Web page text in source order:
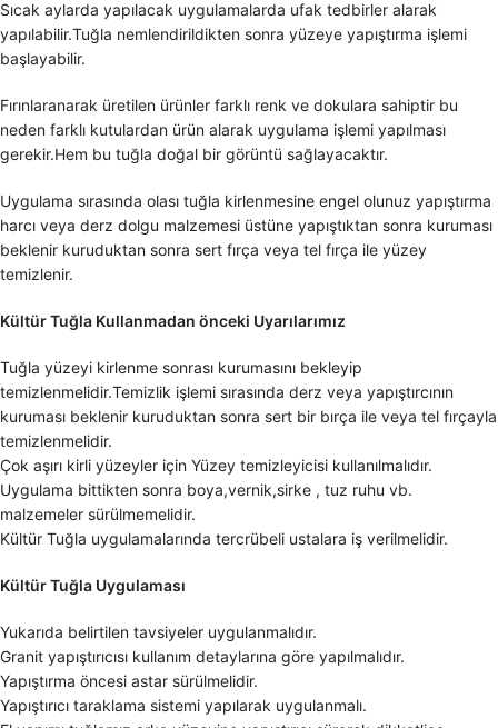
Sıcak aylarda yapılacak uygulamalarda ufak tedbirler alarak
yapılabilir.Tuğla nemlendirildikten sonra yüzeye yapıştırma işlemi
başlayabilir.
Fırınlaranarak üretilen ürünler farklı renk ve dokulara sahiptir bu
neden farklı kutulardan ürün alarak uygulama işlemi yapılması
gerekir.Hem bu tuğla doğal bir görüntü sağlayacaktır.
Uygulama sırasında olası tuğla kirlenmesine engel olunuz yapıştırma
harcı veya derz dolgu malzemesi üstüne yapıştıktan sonra kuruması
beklenir kuruduktan sonra sert fırça veya tel fırça ile yüzey
temizlenir.
Kültür Tuğla Kullanmadan önceki Uyarılarımız
Tuğla yüzeyi kirlenme sonrası kurumasını bekleyip
temizlenmelidir.Temizlik işlemi sırasında derz veya yapıştırcının
kuruması beklenir kuruduktan sonra sert bir bırça ile veya tel fırçayla
temizlenmelidir.
Çok aşırı kirli yüzeyler için Yüzey temizleyicisi kullanılmalıdır.
Uygulama bittikten sonra boya,vernik,sirke , tuz ruhu vb.
malzemeler sürülmemelidir.
Kültür Tuğla uygulamalarında tercrübeli ustalara iş verilmelidir.
Kültür Tuğla Uygulaması
Yukarıda belirtilen tavsiyeler uygulanmalıdır.
Granit yapıştırıcısı kullanım detaylarına göre yapılmalıdır.
Yapıştırma öncesi astar sürülmelidir.
Yapıştırıcı taraklama sistemi yapılarak uygulanmalı.